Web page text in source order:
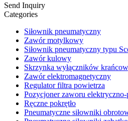
Send Inquiry
Categories
Siłownik pneumatyczny
Zawór motylkowy
Siłownik pneumatyczny typu
Zawór kulowy
Skrzynka wyłączników
Zawór elektromagnetyczny
Regulator filtra powietrza
Pozycjoner zaworu
Ręczne pokrętło
Pneumatyczne siłowniki